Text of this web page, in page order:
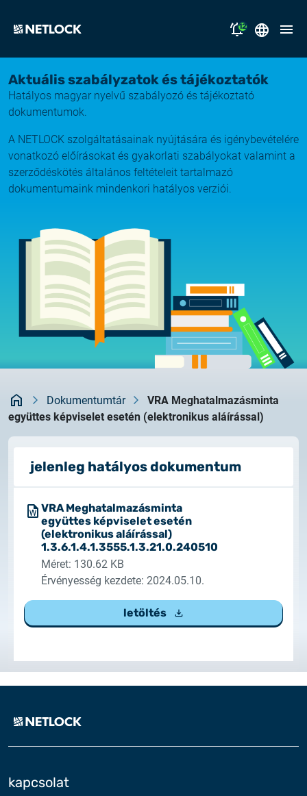
megoldásaink
támogatás
miért a NETLOCK?
NL Campus
bejelentkezés
dokumentumtár
12
Nyitvatartási tájékoztató
2026.07.17.
Tájékoztatás átmeneti e-mail kézbesítési
fennakadásról
2026.07.14.
2026.06.22.
Rendszerfrissítés
2026.06.04.
Rendszerfrissítés
2026.05.27.
Rendszerfrissítés
Fontos tájékoztató – Certum tanúsítványok
érvényességi idejének változása
2026.03.20.
Tájékoztatás algoritmusváltásról
2026.03.06.
Ügyfélkommunikáció
2025.02.26.
Magyar
Aktuális szabályzatok és tájékoztatók
Hatályos magyar nyelvű szabályozó és tájékoztató
dokumentumok.
A NETLOCK szolgáltatásainak nyújtására és igénybevételére
vonatkozó előírásokat és gyakorlati szabályokat valamint a
szerződéskötés általános feltételeit tartalmazó
dokumentumaink mindenkori hatályos verziói.
KezdőlapDokumentumtár
VRA Meghatalmazásminta
együttes képviselet esetén (elektronikus aláírással)
jelenleg hatályos dokumentum
VRA Meghatalmazásminta
együttes képviselet esetén
(elektronikus aláírással)
1.3.6.1.4.1.3555.1.3.21.0.240510
Méret: 130.62 KB
Érvényesség kezdete: 2024.05.10.
letöltés
kapcsolat